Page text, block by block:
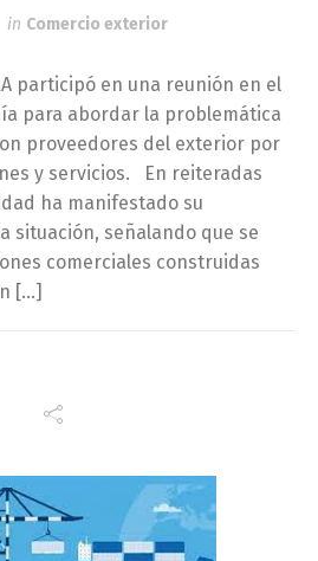
in Comercio exterior
participó en una reunión en el
para abordar la problemática
proveedores del exterior por
y servicios. En reiteradas
ha manifestado su
situación, señalando que se
comerciales construidas
[…]